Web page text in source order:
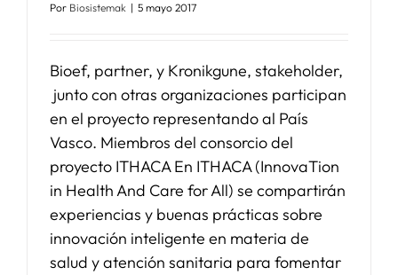
Por Biosistemak | 5 mayo 2017
Bioef, partner, y Kronikgune, stakeholder,
junto con otras organizaciones participan
en el proyecto representando al País
Vasco. Miembros del consorcio del
proyecto ITHACA En ITHACA (InnovaTion
in Health And Care for All) se compartirán
experiencias y buenas prácticas sobre
innovación inteligente en materia de
salud y atención sanitaria para fomentar